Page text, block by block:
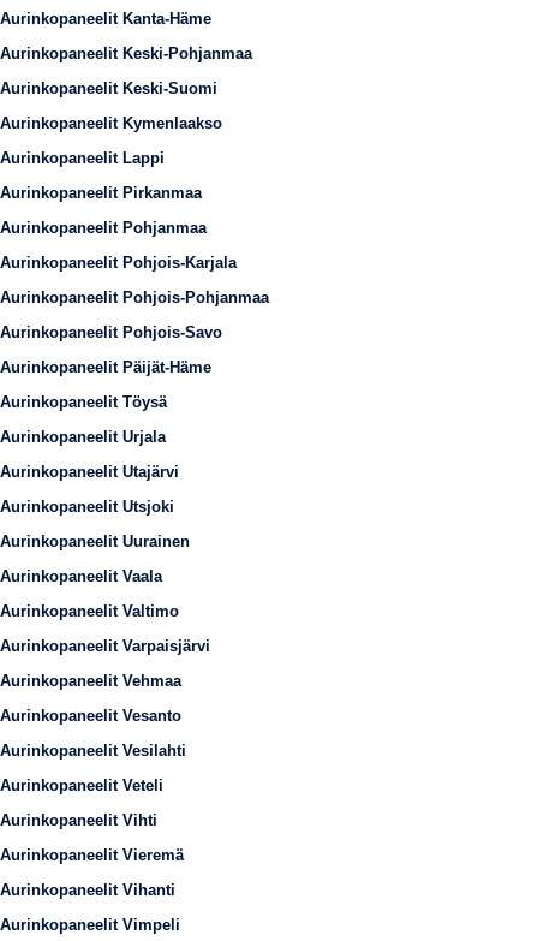
Aurinkopaneelit Kanta-Häme
Aurinkopaneelit Keski-Pohjanmaa
Aurinkopaneelit Keski-Suomi
Aurinkopaneelit Kymenlaakso
Aurinkopaneelit Lappi
Aurinkopaneelit Pirkanmaa
Aurinkopaneelit Pohjanmaa
Aurinkopaneelit Pohjois-Karjala
Aurinkopaneelit Pohjois-Pohjanmaa
Aurinkopaneelit Pohjois-Savo
Aurinkopaneelit Päijät-Häme
Aurinkopaneelit Töysä
Aurinkopaneelit Urjala
Aurinkopaneelit Utajärvi
Aurinkopaneelit Utsjoki
Aurinkopaneelit Uurainen
Aurinkopaneelit Vaala
Aurinkopaneelit Valtimo
Aurinkopaneelit Varpaisjärvi
Aurinkopaneelit Vehmaa
Aurinkopaneelit Vesanto
Aurinkopaneelit Vesilahti
Aurinkopaneelit Veteli
Aurinkopaneelit Vihti
Aurinkopaneelit Vieremä
Aurinkopaneelit Vihanti
Aurinkopaneelit Vimpeli